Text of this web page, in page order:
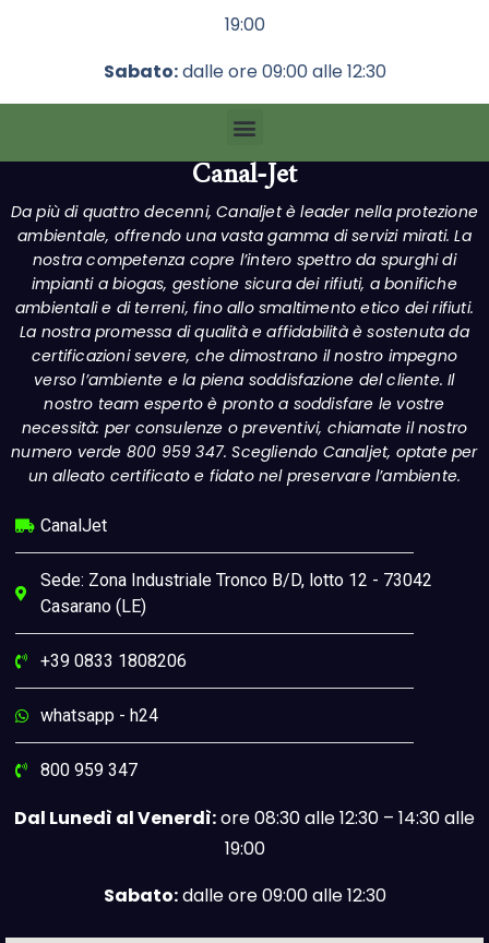
19:00
Sabato:dalle ore 09:00 alle 12:30
Canal-Jet
Da più di quattro decenni, Canaljet è leader nella protezione
ambientale, offrendo una vasta gamma di servizi mirati. La
nostra competenza copre l’intero spettro da spurghi di
impianti a biogas, gestione sicura dei rifiuti, a bonifiche
ambientali e di terreni, fino allo smaltimento etico dei rifiuti.
La nostra promessa di qualità e affidabilità è sostenuta da
certificazioni severe, che dimostrano il nostro impegno
verso l’ambiente e la piena soddisfazione del cliente. Il
nostro team esperto è pronto a soddisfare le vostre
necessità: per consulenze o preventivi, chiamate il nostro
numero verde 800 959 347. Scegliendo Canaljet, optate per
un alleato certificato e fidato nel preservare l’ambiente.
CanalJet
Sede: Zona Industriale Tronco B/D, lotto 12 - 73042
Casarano (LE)
+39 0833 1808206
whatsapp - h24
800 959 347
Dal Lunedì al Venerdì:ore 08:30 alle 12:30 – 14:30 alle
19:00
Sabato:dalle ore 09:00 alle 12:30